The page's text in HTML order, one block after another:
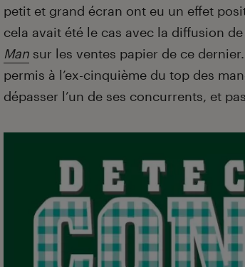
petit et grand écran ont eu un effet
cela avait été le cas avec la diffusion
Man sur les ventes papier de ce
permis à l’ex-cinquième du top des
dépasser l’un de ses concurrents, et